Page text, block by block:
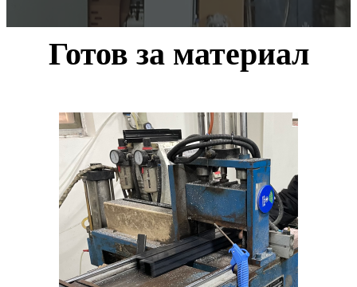
Готов за материал